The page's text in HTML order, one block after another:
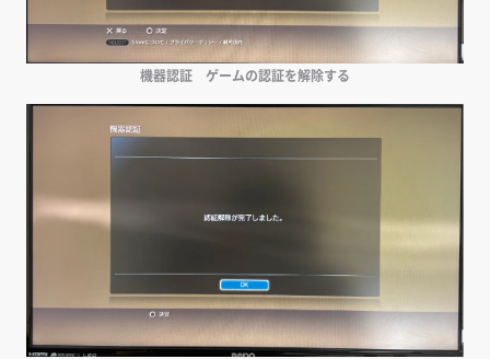
機器認証 ゲームの認証を解除する